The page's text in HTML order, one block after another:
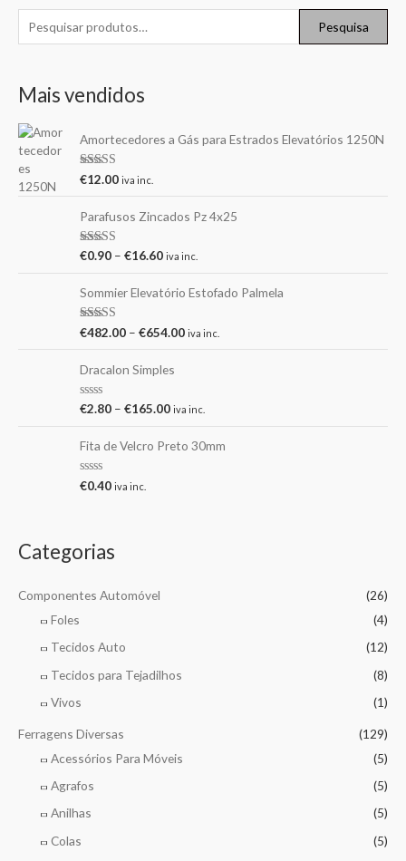
Pesquisa
Mais vendidos
Amortecedores a Gás para Estrados Elevatórios 1250N
Avaliação
€12.00 iva inc.
Parafusos Zincados Pz 4x25
Avaliação
€0.90 –€16.60 iva inc.
Sommier Elevatório Estofado Palmela
Avaliação
€482.00 –€654.00 iva inc.
Dracalon Simples
A
l
i
a
ç
ã
5
€2.80 –€165.00 iva inc.
Fita de Velcro Preto 30mm
A
ç
0
d
€0.40 iva inc.
Categorias
Componentes Automóvel
(26)
Foles
(4)
Tecidos Auto
(12)
Tecidos para Tejadilhos
(8)
Vivos
(1)
Ferragens Diversas
(129)
Acessórios Para Móveis
(5)
Agrafos
(5)
Anilhas
(5)
Colas
(5)